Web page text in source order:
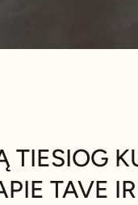
TIESIOG
TAVE